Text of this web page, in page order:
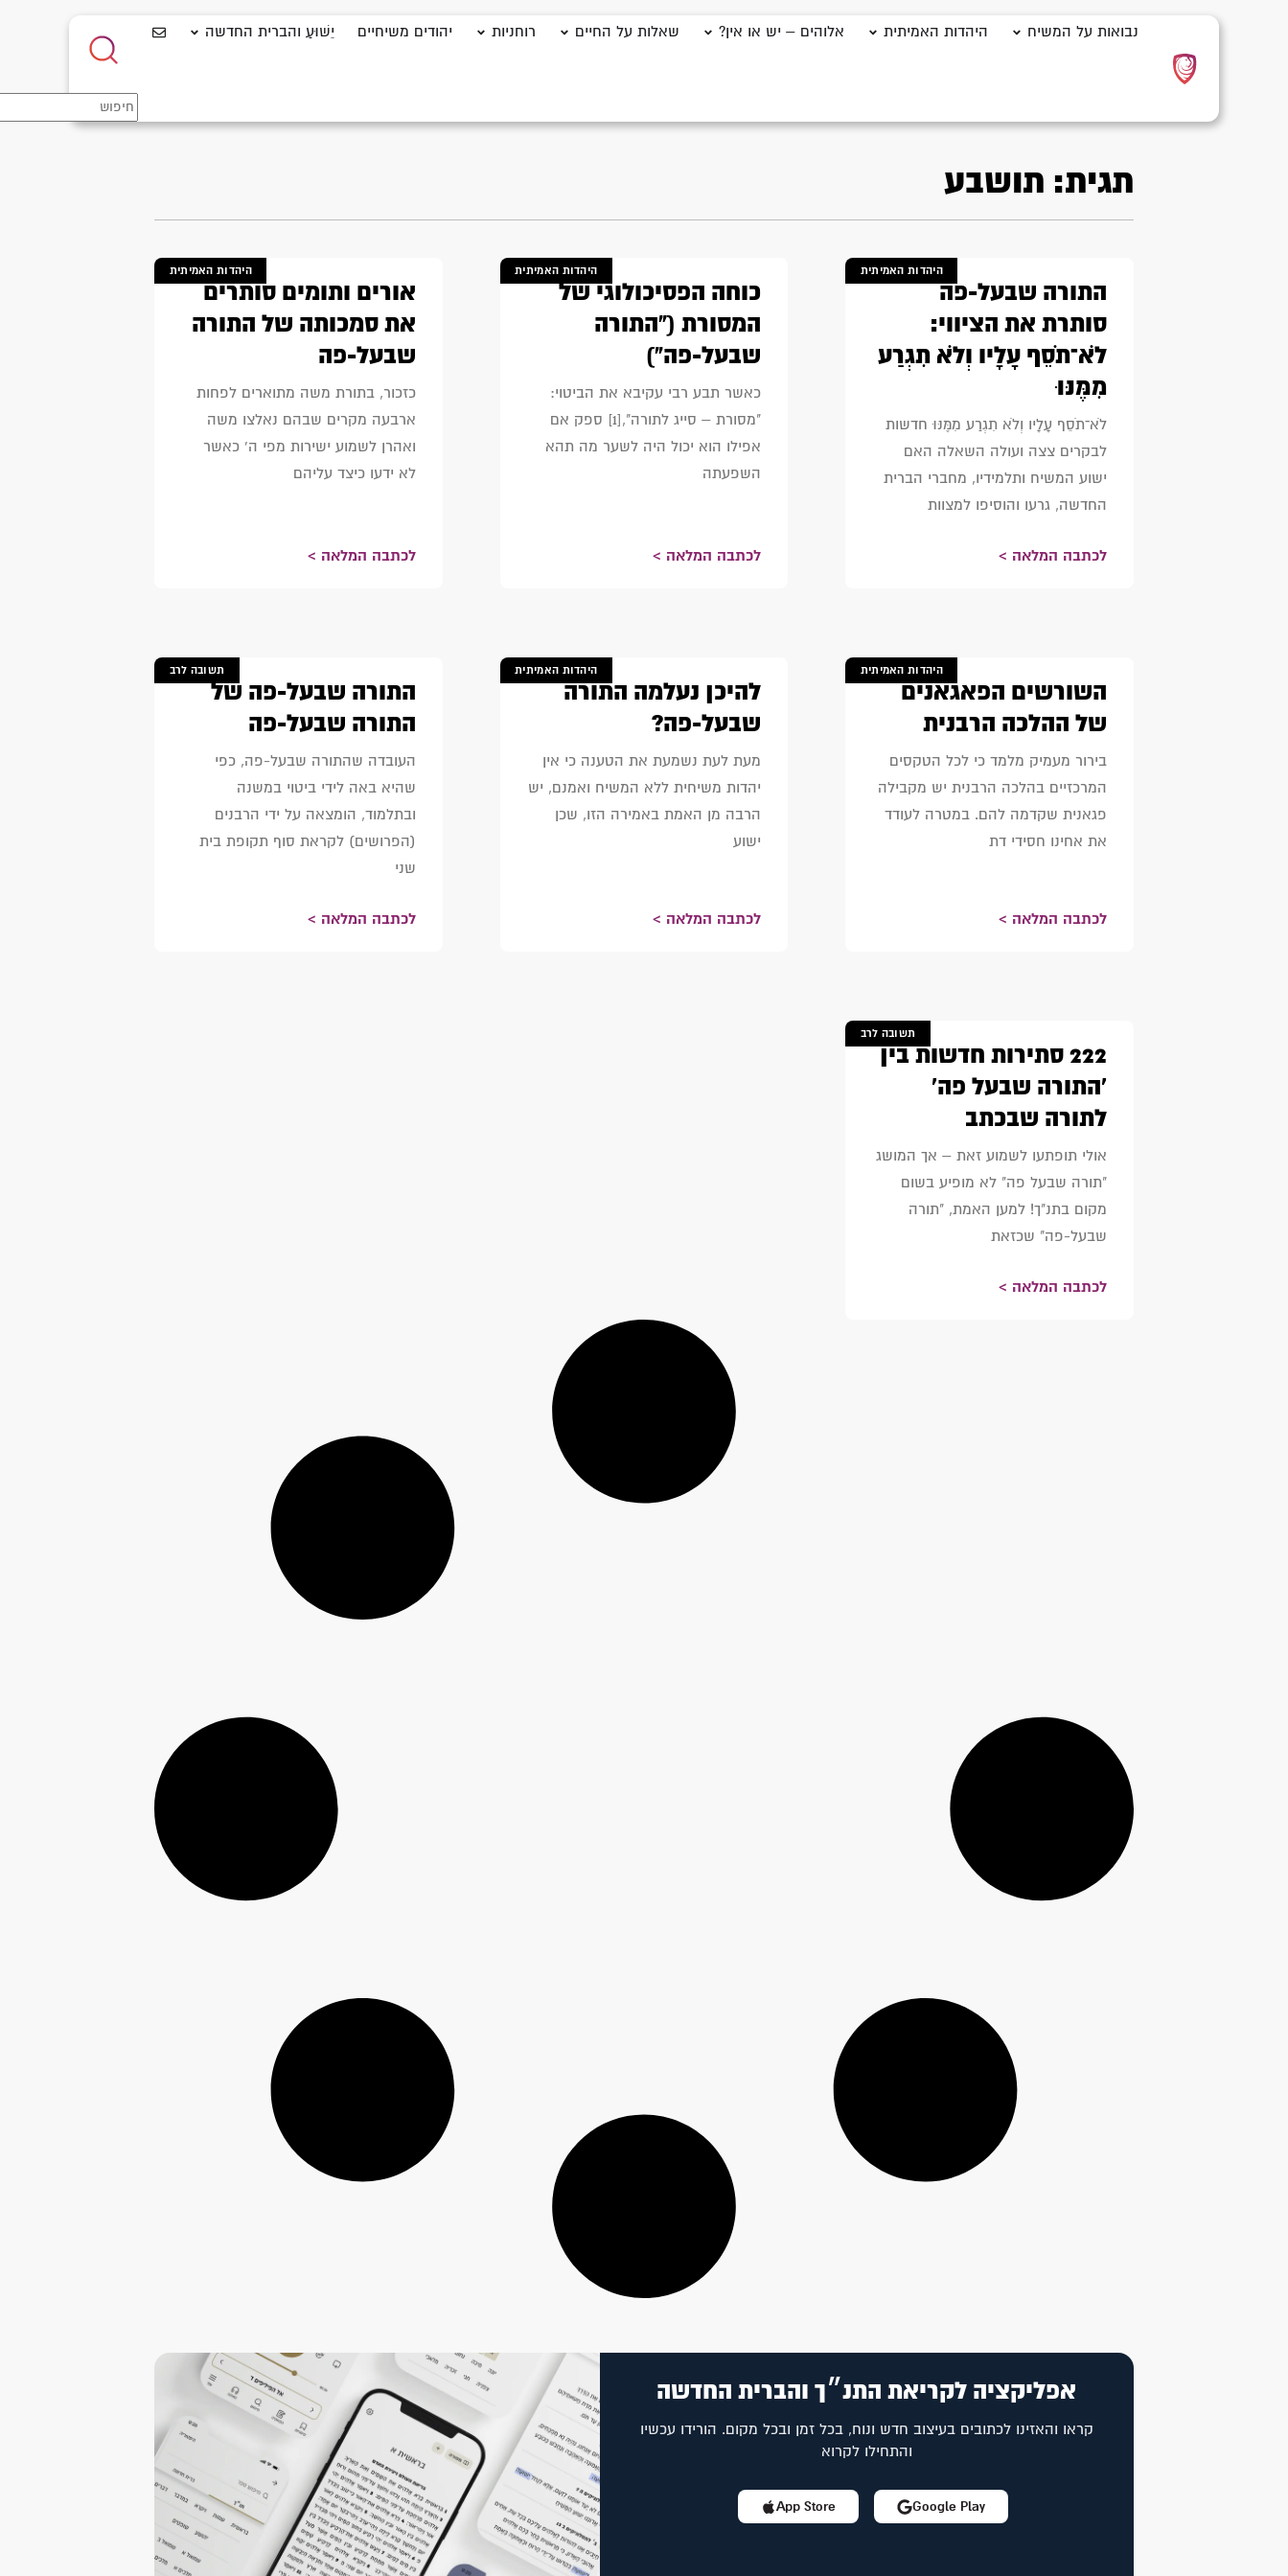
נבואות על המשיח היהדות האמיתית אלוהים – יש או אין? שאלות על החיים רוחניות יהודים משיחיים יֵשׁוּעַ והברית החדשה
תגית: תושבע
היהדות האמיתית
התורה שבעל-פה
סותרת את הציווי:
לֹא־תֹסֵף עָלָיו וְלֹא תִגְרַע
מִמֶּנּוּ
לֹא־תֹסֵף עָלָיו וְלֹא תִגְרַע מִמֶּנּוּ חדשות
לבקרים צצה ועולה השאלה האם
ישוע המשיח ותלמידיו, מחברי הברית
החדשה, גרעו והוסיפו למצוות
לכתבה המלאה >
היהדות האמיתית
כוחה הפסיכולוגי של
המסורת ("התורה
שבעל-פה")
כאשר תבע רבי עקיבא את הביטוי:
"מסורת – סייג לתורה",[1] ספק אם
אפילו הוא יכול היה לשער מה תהא
השפעתה
לכתבה המלאה >
היהדות האמיתית
אורים ותומים סותרים
את סמכותה של התורה
שבעל-פה
כזכור, בתורת משה מתוארים לפחות
ארבעה מקרים שבהם נאלצו משה
ואהרן לשמוע ישירות מפי ה' כאשר
לא ידעו כיצד עליהם
לכתבה המלאה >
היהדות האמיתית
השורשים הפאגאנים
של ההלכה הרבנית
בירור מעמיק מלמד כי לכל הטקסים
המרכזיים בהלכה הרבנית יש מקבילה
פגאנית שקדמה להם. במטרה לעודד
את אחינו חסידי דת
לכתבה המלאה >
היהדות האמיתית
להיכן נעלמה התורה
שבעל-פה?
מעת לעת נשמעת את הטענה כי אין
יהדות משיחית ללא המשיח ואמנם, יש
הרבה מן האמת באמירה הזו, שכן
ישוע
לכתבה המלאה >
תשובה לרב
התורה שבעל-פה של
התורה שבעל-פה
העובדה שהתורה שבעל-פה, כפי
שהיא באה לידי ביטוי במשנה
ובתלמוד, הומצאה על ידי הרבנים
(הפרושים) לקראת סוף תקופת בית
שני
לכתבה המלאה >
תשובה לרב
222 סתירות חדשות בין
'התורה שבעל פה'
לתורה שבכתב
אולי תופתעו לשמוע זאת – אך המושג
"תורה שבעל פה" לא מופיע בשום
מקום בתנ"ך! למען האמת, "תורה
שבעל-פה" שכזאת
לכתבה המלאה >
אפליקציה לקריאת התנ״ך והברית החדשה
קראו והאזינו לכתובים בעיצוב חדש ונוח, בכל זמן ובכל מקום. הורידו עכשיו
והתחילו לקרוא
App Store Google Play